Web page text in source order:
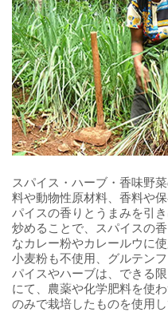
スパイス・ハーブ・香味野
料や動物性原材料、香料や
パイスの香りとうまみを引
炒めることで、スパイスの
なカレー粉やカレールウに
小麦粉も不使用、グルテン
パイスやハーブは、できる
にて、農薬や化学肥料を使
のみで栽培したものを使用し